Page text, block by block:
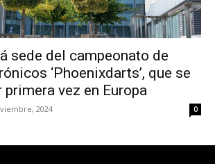
sede del campeonato de
‘Phoenixdarts’, que se
primera vez en Europa
2024 0